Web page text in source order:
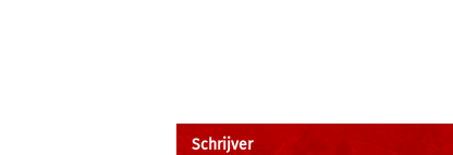
Schrijver